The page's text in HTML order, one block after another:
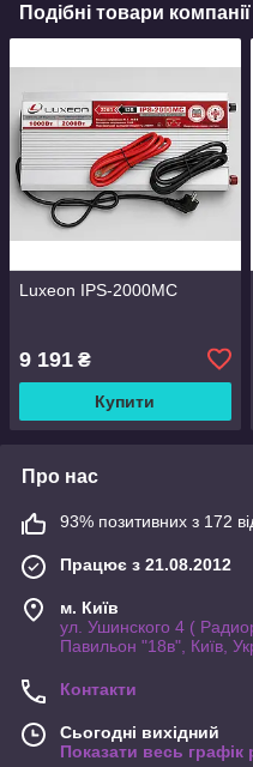
Подібні товари компанії
Luxeon IPS-2000MС
9 191 ₴
Купити
Про нас
93% позитивних з 172
Працює з 21.08.2012
м. Київ
ул. Ушинского 4 (
Павильон "18в", Київ,
Контакти
Сьогодні вихідний
Показати весь графік